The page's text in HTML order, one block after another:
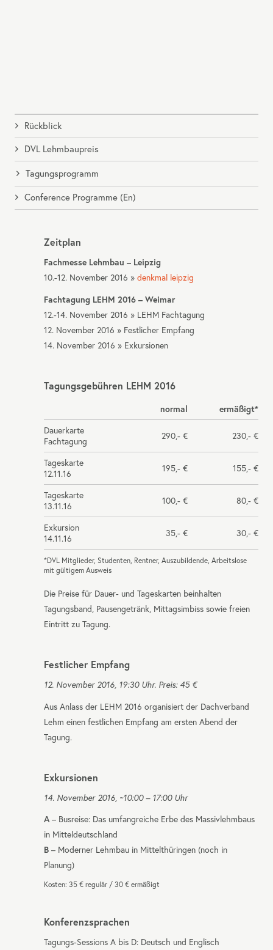
Rückblick
DVL Lehmbaupreis
Tagungsprogramm
Conference Programme (En)
Zeitplan
Fachmesse Lehmbau – Leipzig
10.-12. November 2016 » denkmal leipzig
Fachtagung LEHM 2016 – Weimar
12.-14. November 2016 » LEHM Fachtagung
12. November 2016 » Festlicher Empfang
14. November 2016 » Exkursionen
Tagungsgebühren LEHM 2016
normal
ermäßigt*
Dauerkarte
Fachtagung
290,- € 230,- €
Tageskarte
12.11.16
195,- € 155,- €
Tageskarte
13.11.16
100,- € 80,- €
Exkursion
14.11.16
35,- € 30,- €
*DVL Mitglieder, Studenten, Rentner, Auszubildende, Arbeitslose
mit gültigem Ausweis
Die Preise für Dauer- und Tageskarten beinhalten
Tagungsband, Pausengetränk, Mittagsimbiss sowie freien
Eintritt zu Tagung.
Festlicher Empfang
12. November 2016, 19:30 Uhr. Preis: 45 €
Aus Anlass der LEHM 2016 organisiert der Dachverband
Lehm einen festlichen Empfang am ersten Abend der
Tagung.
Exkursionen
14. November 2016, ~10:00 – 17:00 Uhr
A– Busreise: Das umfangreiche Erbe des Massivlehmbaus
in Mitteldeutschland
B – Moderner Lehmbau in Mittelthüringen (noch in
Planung)
Kosten: 35 € regulär / 30 € ermäßigt
Konferenzsprachen
Tagungs-Sessions A bis D: Deutsch und Englisch